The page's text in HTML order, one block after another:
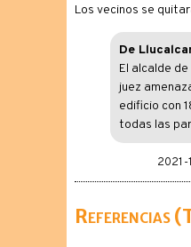
Los vecinos se
De
El alcalde
juez
edificio con
todas las
2021-
Referencias